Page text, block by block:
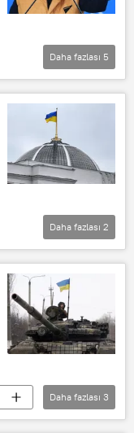
Daha fazlası 5
Daha fazlası 2
Daha fazlası 3